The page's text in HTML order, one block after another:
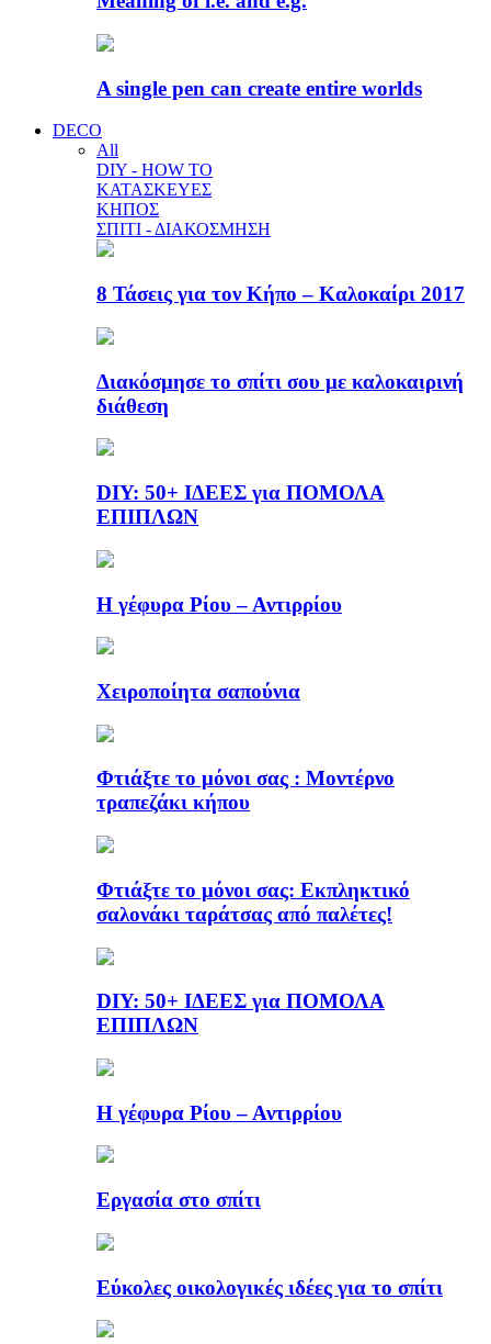
A single pen can create entire worlds
DECO
All
DIY - HOW TO
ΚΑΤΑΣΚΕΥΕΣ
ΚΗΠΟΣ
ΣΠΙΤΙ - ΔΙΑΚΟΣΜΗΣΗ
8 Τάσεις για τον Κήπο – Καλοκαίρι 2017
Διακόσμησε το σπίτι σου με καλοκαιρινή
διάθεση
DIY: 50+ ΙΔΕΕΣ για ΠΟΜΟΛΑ
ΕΠΙΠΛΩΝ
Η γέφυρα Ρίου – Αντιρρίου
Χειροποίητα σαπούνια
Φτιάξτε το μόνοι σας : Μοντέρνο
τραπεζάκι κήπου
Φτιάξτε το μόνοι σας: Εκπληκτικό
σαλονάκι ταράτσας από παλέτες!
DIY: 50+ ΙΔΕΕΣ για ΠΟΜΟΛΑ
ΕΠΙΠΛΩΝ
Η γέφυρα Ρίου – Αντιρρίου
Εργασία στο σπίτι
Εύκολες οικολογικές ιδέες για το σπίτι